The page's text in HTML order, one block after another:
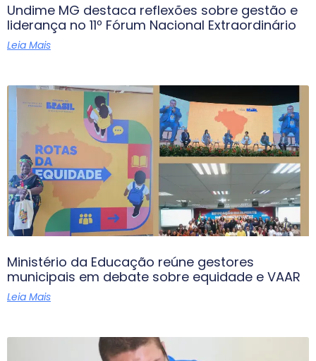
Undime MG destaca reflexões sobre gestão e
liderança no 11º Fórum Nacional Extraordinário
Leia Mais
Ministério da Educação reúne gestores
municipais em debate sobre equidade e VAAR
Leia Mais